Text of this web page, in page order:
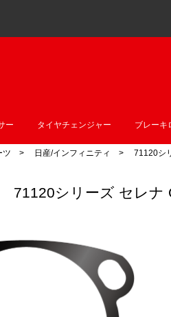
ー タイヤチェンジャー ブレーキ
ツ > 日産/インフィニティ > 71120シリ
71120シリーズ セレナ